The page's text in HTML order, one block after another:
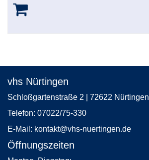
vhs Nürtingen
Schloßgartenstraße 2 | 72622 Nürtingen
Telefon: 07022/75-330
E-Mail: kontakt@vhs-nuertingen.de
Öffnungszeiten